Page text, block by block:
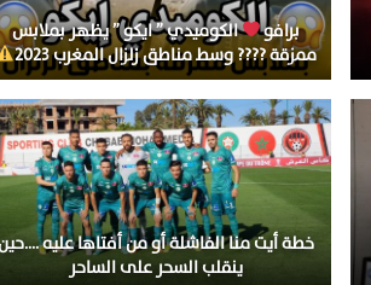
برافو
الكوميدي ” ايكو ” يظهر بملابس
ممزقة ???? وسط مناطق زلزال المغرب 2023
خطة أيت منا الفاشلة أو من أفتاها عليه
ينقلب السحر على الساحر